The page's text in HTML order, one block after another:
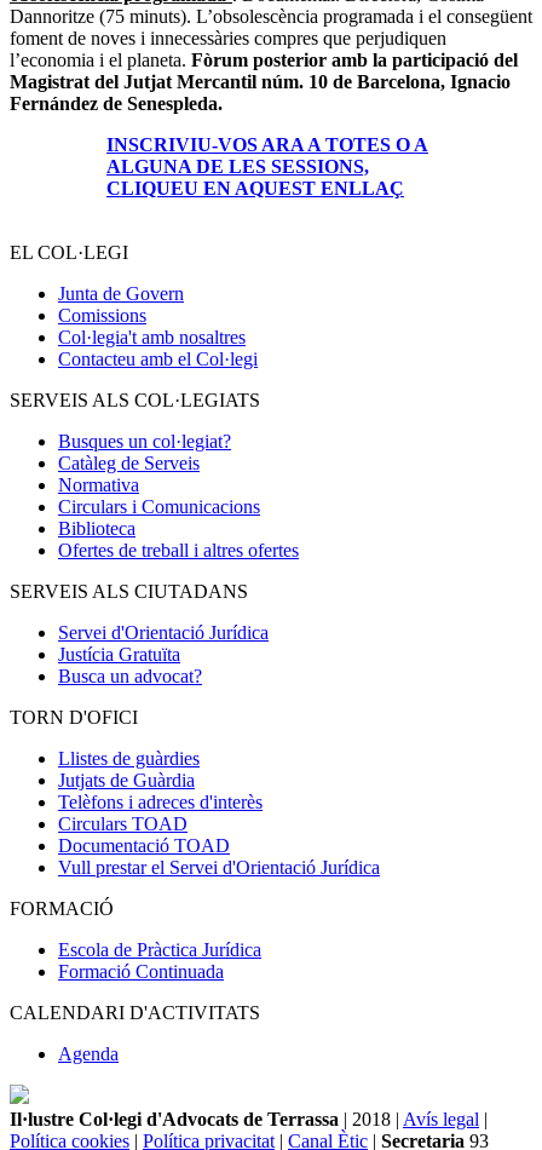
Dannoritze (75 minuts). L’obsolescència programada i el consegüent
foment de noves i innecessàries compres que perjudiquen
l’economia i el planeta. Fòrum posterior amb la participació del
Magistrat del Jutjat Mercantil núm. 10 de Barcelona, Ignacio
Fernández de Senespleda.
INSCRIVIU-VOS ARA A TOTES O A
ALGUNA DE LES SESSIONS,
CLIQUEU EN AQUEST ENLLAÇ
EL COL·LEGI
Junta de Govern
Comissions
Col·legia't amb nosaltres
Contacteu amb el Col·legi
SERVEIS ALS COL·LEGIATS
Busques un col·legiat?
Catàleg de Serveis
Normativa
Circulars i Comunicacions
Biblioteca
Ofertes de treball i altres ofertes
SERVEIS ALS CIUTADANS
Servei d'Orientació Jurídica
Justícia Gratuïta
Busca un advocat?
TORN D'OFICI
Llistes de guàrdies
Jutjats de Guàrdia
Telèfons i adreces d'interès
Circulars TOAD
Documentació TOAD
Vull prestar el Servei d'Orientació Jurídica
FORMACIÓ
Escola de Pràctica Jurídica
Formació Continuada
CALENDARI D'ACTIVITATS
Agenda
Il·lustre Col·legi d'Advocats de Terrassa | 2018 | Avís legal |
Política cookies | Política privacitat | Canal Ètic | Secretaria 93